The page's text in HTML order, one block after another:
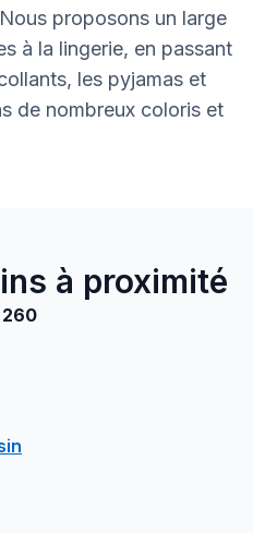
proposons un large
à la lingerie, en passant
les pyjamas et
de nombreux coloris et
à proximité